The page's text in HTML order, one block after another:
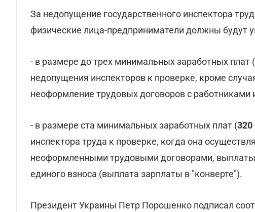
За недопущение государственного инспектора
физические лица-предприниматели должны будут
- в размере до трех минимальных заработных плат
недопущения инспекторов к проверке, кроме
неоформление трудовых договоров с работниками
- в размере ста минимальных заработных плат (320
инспектора труда к проверке, когда она
неоформленными трудовыми договорами, выплаты
единого взноса (выплата зарплаты в "конверте").
Президент Украины Петр Порошенко подписал